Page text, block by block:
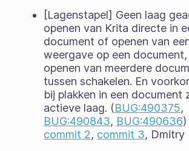
[Lagenstapel] Geen laag
openen van Krita directe in
document of openen van
weergave op een
openen van meerdere
tussen schakelen. En
bij plakken in een document
actieve laag. (BUG:490375,
BUG:490843, BUG:490636)
commit 2, commit 3, Dmitry